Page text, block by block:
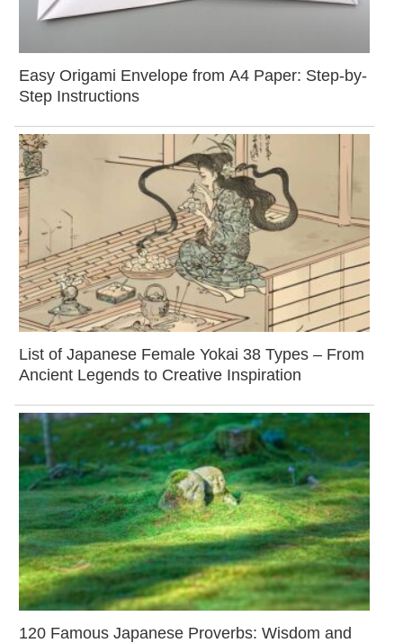
Easy Origami Envelope from A4 Paper: Step-by-
Step Instructions
List of Japanese Female Yokai 38 Types – From
Ancient Legends to Creative Inspiration
120 Famous Japanese Proverbs: Wisdom and